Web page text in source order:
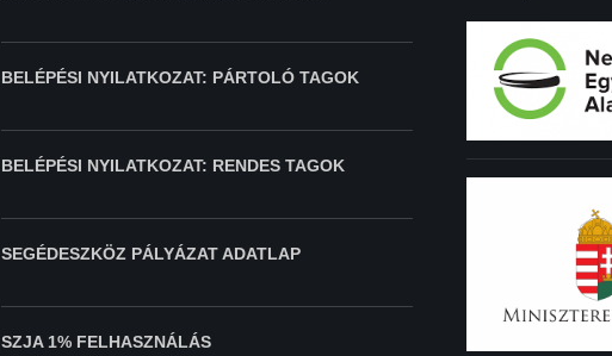
BELÉPÉSI NYILATKOZAT: PÁRTOLÓ TAGOK
BELÉPÉSI NYILATKOZAT: RENDES TAGOK
SEGÉDESZKÖZ PÁLYÁZAT ADATLAP
SZJA 1% FELHASZNÁLÁS